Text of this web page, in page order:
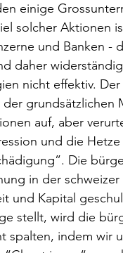
einige
solcher Aktionen
und Banken -
daher
nicht effektiv.
grundsätzlichen
auf, aber
und die
Die
in der
und Kapital
stellt, wird die
spalten, indem wir